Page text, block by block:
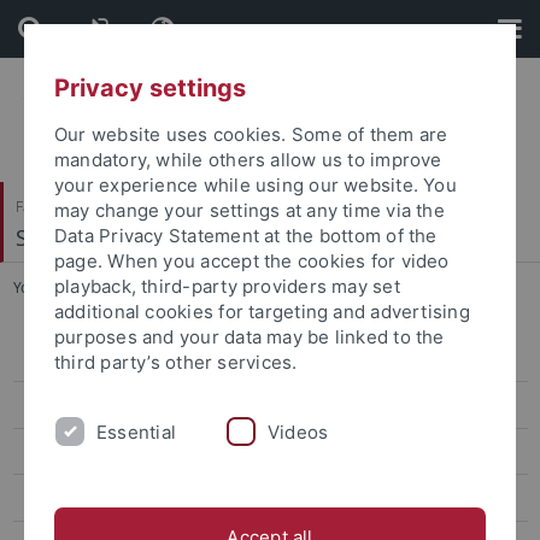
Skip
to
content
Skip
to
footer
Faculty of Protestant Theology
Systematische Theologie II
You are here: Home ... 2013: Gemeinschaft (Fortbildung)
Theol. Fortbildungen
2022: Vulnerabilität. Dimension menschlichen Lebens
Privacy settings
Our website uses cookies. Some of them are
mandatory, while others allow us to improve
your experience while using our website. You
may change your settings at any time via the
Data Privacy Statement at the bottom of the
page. When you accept the cookies for video
playback, third-party providers may set
additional cookies for targeting and advertising
purposes and your data may be linked to the
third party’s other services.
Essential Videos